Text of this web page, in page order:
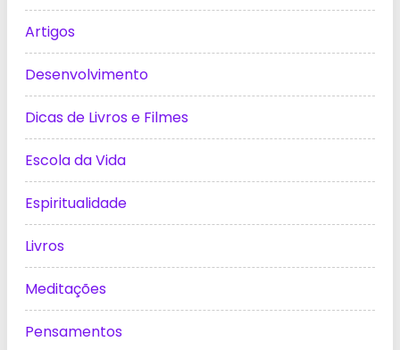
Artigos
Desenvolvimento
Dicas de Livros e Filmes
Escola da Vida
Espiritualidade
Livros
Meditações
Pensamentos